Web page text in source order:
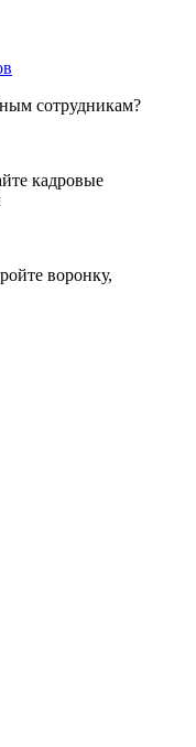
сотрудникам?
кадровые
воронку,